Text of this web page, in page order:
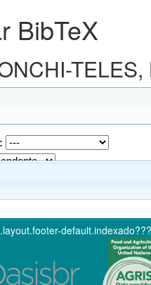
BibTeX
TELES,
default.indexado???